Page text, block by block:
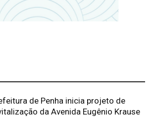
de Penha inicia projeto de
da Avenida Eugênio Krause